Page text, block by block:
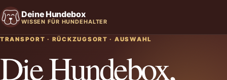
Deine Hundebox
WISSEN FÜR HUNDEHALTER
TRANSPORT · RÜCKZUGSORT · AUSWAHL
Die Hundebox,